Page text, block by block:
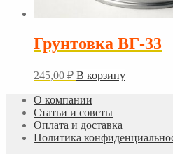
Грунтовка ВГ-33
245,00 ₽ В корзину
О компании
Статьи и советы
Оплата и доставка
Политика